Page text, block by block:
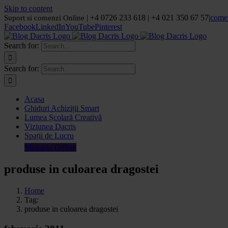
Skip to content
Suport si comenzi Online | +4 0726 233 618 | +4 021 350 67 57|
FacebookLinkedInYouTubePinterest
Search for:
Search for:
Acasa
Ghiduri Achiziții Smart
Lumea Școlară Creativă
Viziunea Dacris
Spații de Lucru
Magazin Online
produse in culoarea dragostei
Home
Tag:
produse in culoarea dragostei